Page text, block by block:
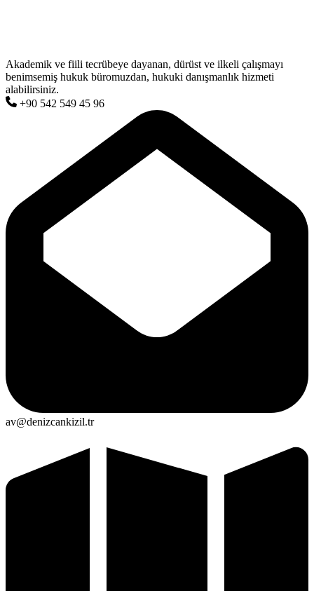
Akademik ve fiili tecrübeye dayanan, dürüst ve ilkeli çalışmayı
benimsemiş hukuk büromuzdan, hukuki danışmanlık hizmeti
alabilirsiniz.
+90 542 549 45 96
av@denizcankizil.tr